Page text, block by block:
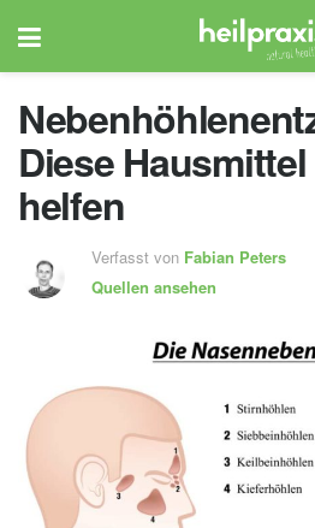
Diese
helfen
Verfasst von Fabian Peters
Quellen ansehen